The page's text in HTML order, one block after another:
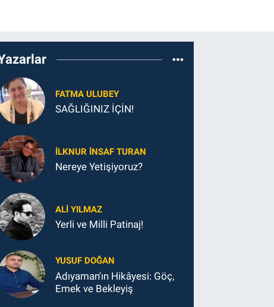
FATMA ULUBEY
SAĞLIĞINIZ İÇİN!
İLKNUR İNSAF TURAN
Nereye Yetişiyoruz?
ALI YILMAZ
Yerli ve Milli Patinaj!
YUSUF DOĞAN
Adıyaman'ın Hikâyesi: Göç,
Emek ve Bekleyiş